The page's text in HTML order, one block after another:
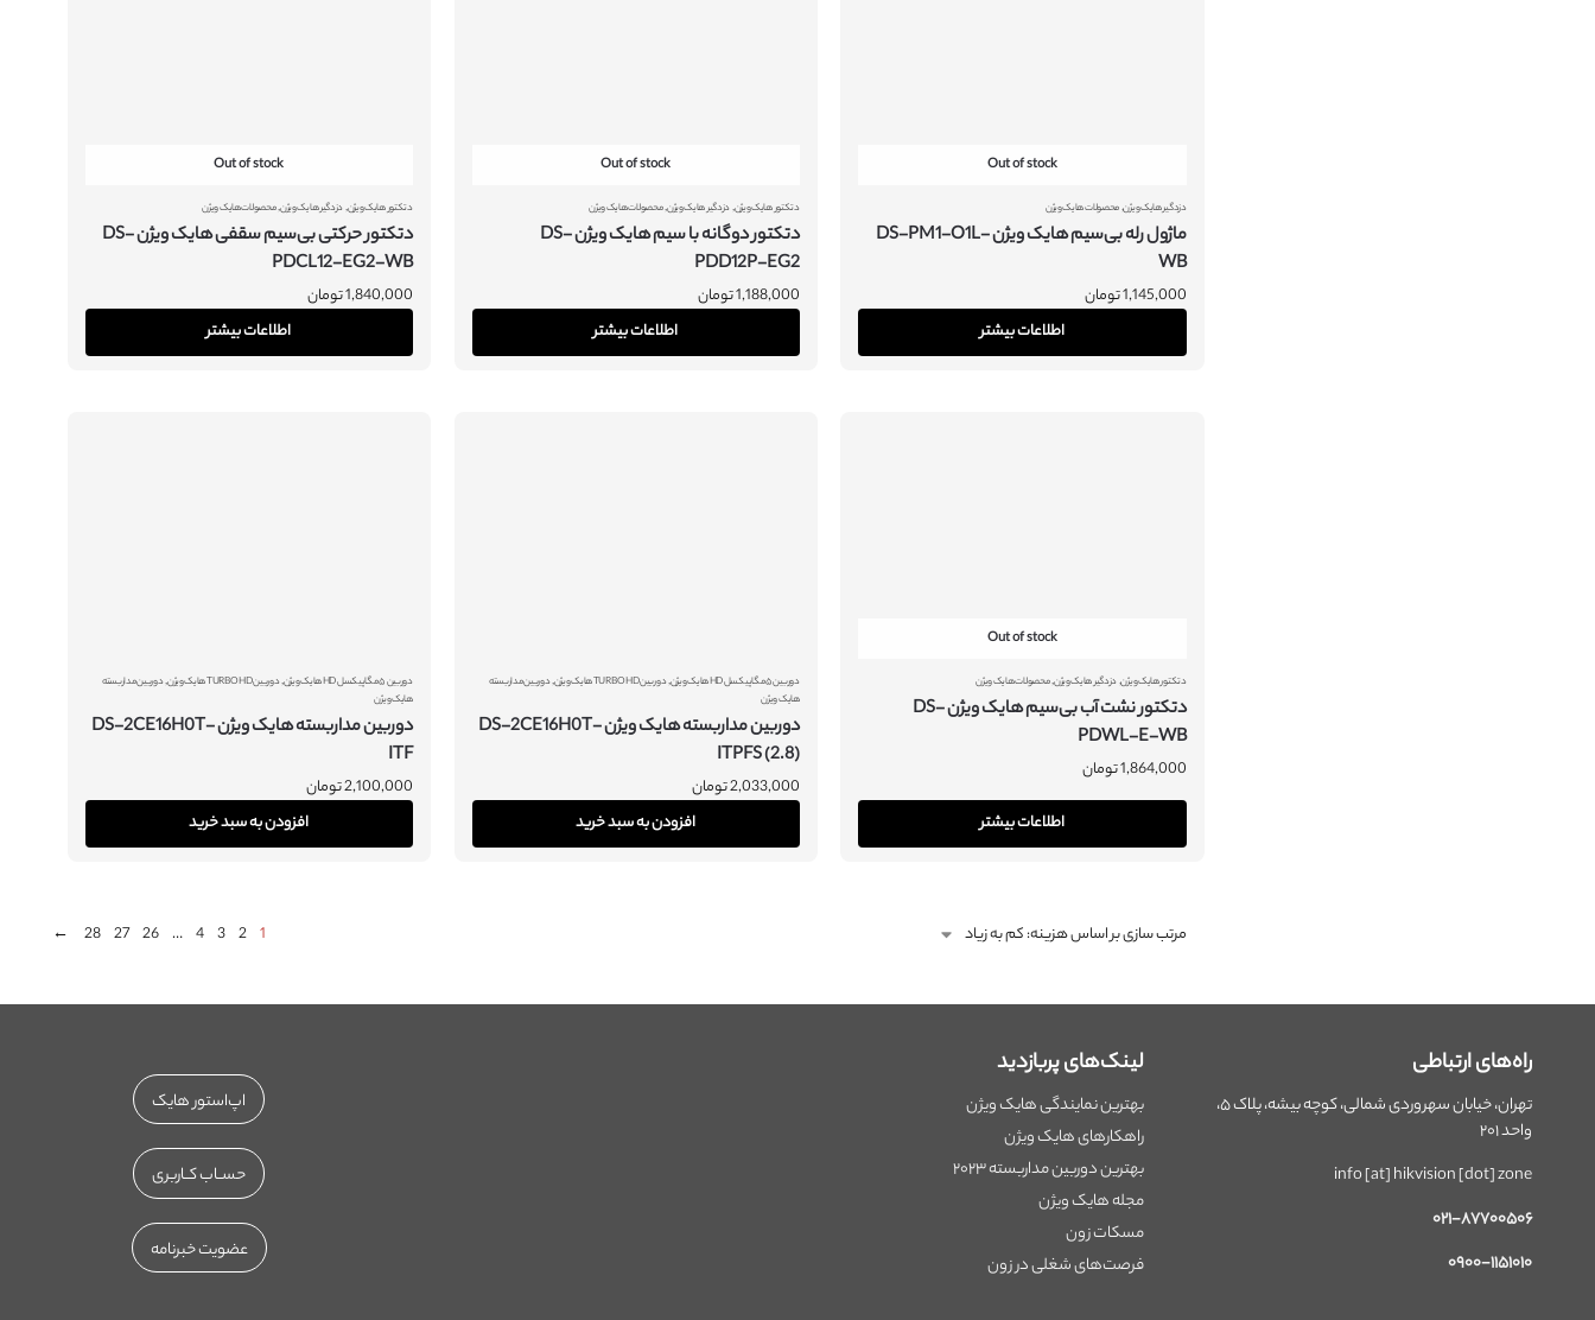
Out of stock
دزدگیر هایک ویژن,محصولات هایک ویژن
ماژول رله بی‌سیم هایک ویژن DS-PM1-O1L-
WB
1,145,000تومان
اطلاعات بیشتر
Out of stock
دتکتور هایک ویژن,دزدگیر هایک ویژن,محصولات هایک ویژن
دتکتور دوگانه با سیم هایک ویژن DS-
PDD12P-EG2
1,188,000تومان
اطلاعات بیشتر
Out of stock
دتکتور هایک ویژن,دزدگیر هایک ویژن,محصولات هایک ویژن
دتکتور حرکتی بی‌سیم سقفی هایک ویژن DS-
PDCL12-EG2-WB
1,840,000تومان
اطلاعات بیشتر
Out of stock
دتکتور هایک ویژن,دزدگیر هایک ویژن,محصولات هایک ویژن
دتکتور نشت آب بی‌سیم هایک ویژن DS-
PDWL-E-WB
1,864,000تومان
اطلاعات بیشتر
دوربین ۵ مگاپیکسل HD هایک ویژن ,دوربین TURBO HD هایک ویژن ,دوربین مداربسته
هایک ویژن
دوربین مداربسته هایک ویژن DS-2CE16H0T-
ITPFS (2.8)
2,033,000تومان
افزودن به سبد خرید
دوربین ۵ مگاپیکسل HD هایک ویژن ,دوربین TURBO HD هایک ویژن ,دوربین مداربسته
هایک ویژن
دوربین مداربسته هایک ویژن DS-2CE16H0T-
ITF
2,100,000تومان
افزودن به سبد خرید
1
2
3
4
…
26
27
28
←
راه‌های ارتباطی
تهران، خیابان سهروردی شمالی، کوچه بیشه، پلاک ۵،
واحد ۲۰۱
info [at] hikvision [dot] zone
۰۲۱-۸۷۷۰۰۵۰۶
۰۹۰۰-۱۱۵۱۰۱۰
لینک‌های پربازدید
بهترین نمایندگی هایک ویژن
راهکارهای هایک ویژن
بهترین دوربین مداربسته ۲۰۲۳
مجله هایک ویژن
مسکات زون
فرصت‌های شغلی در زون
اپ‌استور هایک
حســاب کــاربری
عضویت خبرنامه